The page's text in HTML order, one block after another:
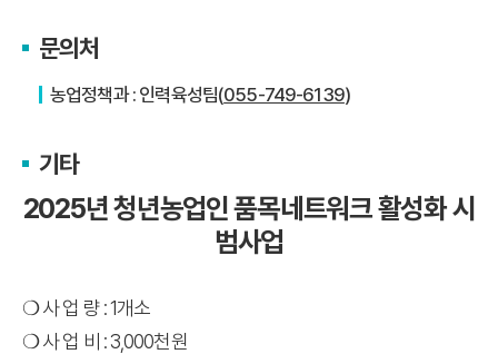
문의처
농업정책과 : 인력육성팀(055-749-6139)
기타
2025년 청년농업인 품목네트워크 활성화 시
범사업
❍ 사 업 량 : 1개소
❍ 사 업 비 : 3,000천원